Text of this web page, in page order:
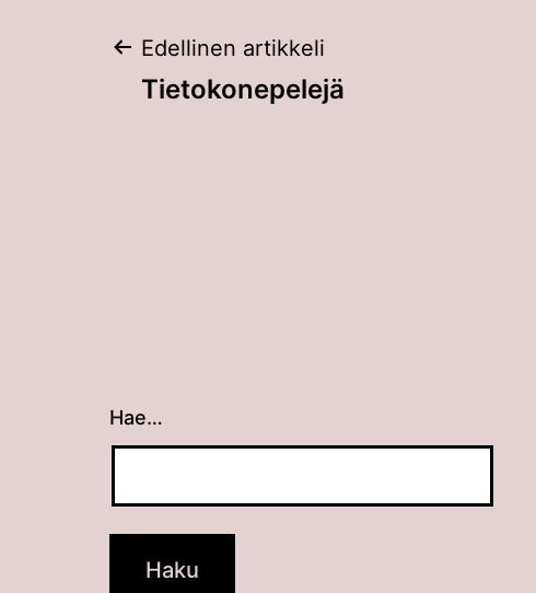
Artikkelien
Edellinen artikkeli
Tietokonepelejä
Hae…
Kun tuloksia tulee, voit selata niitä